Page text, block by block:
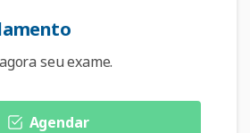
seu exame.
Agendar